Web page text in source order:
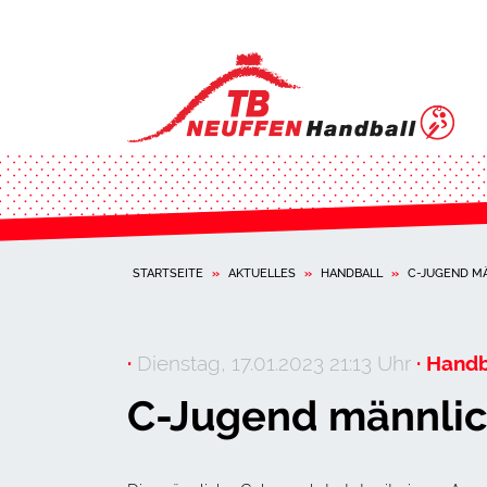
STARTSEITE » AKTUELLES » HANDBALL » C-JUGEND
· Dienstag, 17.01.2023 21:13 Uhr ·
C-Jugend